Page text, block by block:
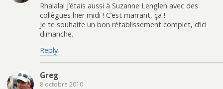
Rhalala! J’étais aussi à Suzanne Lenglen avec des
collègues hier midi ! C’est marrant, ça !
Je te souhaite un bon rétablissement complet, d’ici
dimanche.
Reply
Greg
8 octobre 2010